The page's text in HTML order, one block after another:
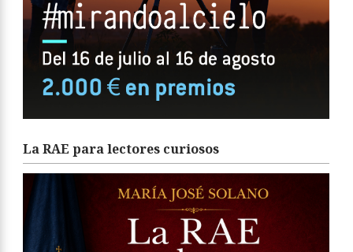
La RAE para lectores curiosos